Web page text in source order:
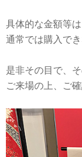
具体的な金額等は
通常では購入で
是非その目で、
ご来場の上、ご